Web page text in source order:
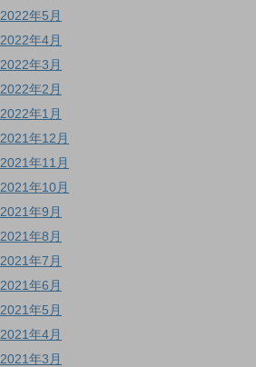
2022年5月
2022年4月
2022年3月
2022年2月
2022年1月
2021年12月
2021年11月
2021年10月
2021年9月
2021年8月
2021年7月
2021年6月
2021年5月
2021年4月
2021年3月